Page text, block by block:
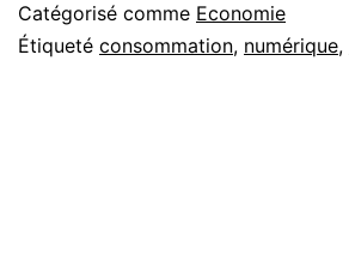
Catégorisé comme Economie
Étiqueté consommation, numérique,